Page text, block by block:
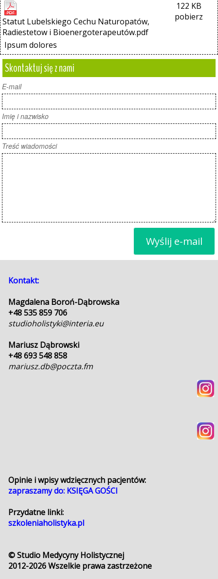
Statut Lubelskiego Cechu Naturopatów,
Radiestetow i Bioenergoterapeutów.pdf
122 KB
pobierz
Ipsum dolores
Skontaktuj się z nami
E-mail
Imię i nazwisko
Treść wiadomości
Wyślij e-mail
Kontakt:
Magdalena Boroń-Dąbrowska
+48 535 859 706
studioholistyki@interia.eu
Mariusz Dąbrowski
+48 693 548 858
mariusz.db@poczta.fm
Opinie i wpisy wdzięcznych pacjentów:
zapraszamy do: KSIĘGA GOŚCI
Przydatne linki:
szkoleniaholistyka.pl
© Studio Medycyny Holistycznej
2012-2026Wszelkie prawa zastrzeżone